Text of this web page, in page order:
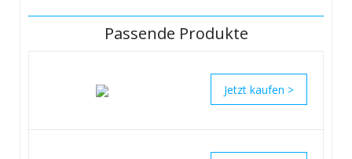
Passende Produkte
>